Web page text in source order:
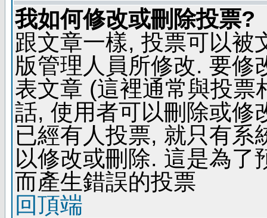
我如何修改或刪除投票?
跟文章一樣, 投票可以被
版管理人員所修改. 要修
表文章 (這裡通常與投票
話, 使用者可以刪除或修
已經有人投票, 就只有系
以修改或刪除. 這是為了
而產生錯誤的投票
回頂端